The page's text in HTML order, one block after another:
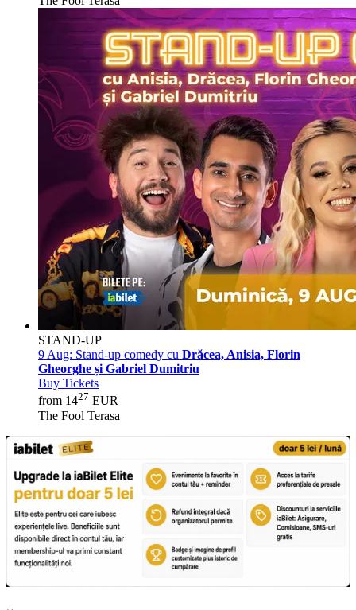
STAND-UP
9 Aug: Stand-up comedy cu Drăcea, Anisia, Florin
Gheorghe și Gabriel Dumitriu
Buy Tickets
from 1427 EUR
The Fool Terasa